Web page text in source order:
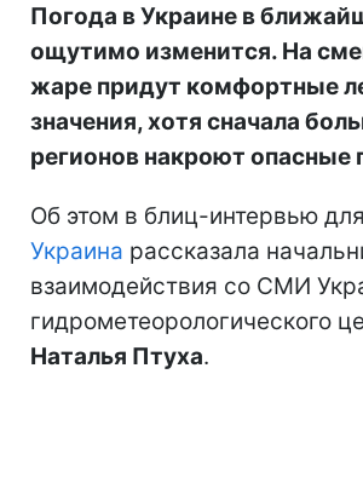
Погода в Украине в
ощутимо изменится. На
жаре придут комфортные
значения, хотя сначала
регионов накроют опасные
Об этом в блиц-интервью для
Украина рассказала
взаимодействия со СМИ
гидрометеорологического
Наталья Птуха.